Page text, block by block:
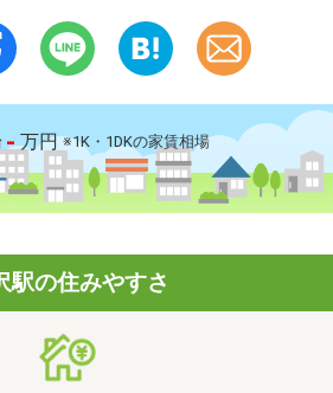
- 万円 ※1K・1DKの家賃相場
駅の住みやすさ